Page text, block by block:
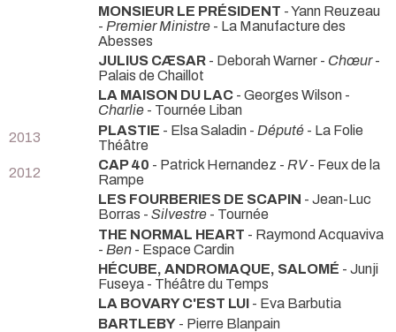
MONSIEUR LE PRÉSIDENT - Yann Reuzeau
- Premier Ministre - La Manufacture des
Abesses
JULIUS CÆSAR - Deborah Warner - Chœur-
Palais de Chaillot
LA MAISON DU LAC - Georges Wilson -
Charlie - Tournée Liban
2013
PLASTIE - Elsa Saladin - Député - La Folie
Théâtre
2012
CAP 40 - Patrick Hernandez - RV- Feux de la
Rampe
LES FOURBERIES DE SCAPIN - Jean-Luc
Borras - Silvestre - Tournée
THE NORMAL HEART - Raymond Acquaviva
- Ben - Espace Cardin
HÉCUBE, ANDROMAQUE, SALOMÉ - Junji
Fuseya - Théâtre du Temps
LA BOVARY C'EST LUI - Eva Barbutia
BARTLEBY - Pierre Blanpain